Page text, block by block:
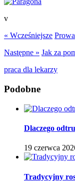
v
« Wcześniejsze
Następne » Jak za
praca dla lekarzy
Podobne
Dlaczego
19 czerwca
Tradycyjny